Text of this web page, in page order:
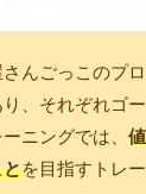
さんごっこのプ
、それぞれゴ
ニングでは、
とを目指すトレ